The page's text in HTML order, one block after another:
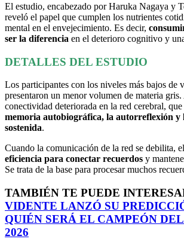
El estudio, encabezado por Haruka Nagaya y
reveló el papel que cumplen los nutrientes
mental en el envejecimiento. Es decir,
ser la diferencia en el deterioro cognitivo y
DETALLES DEL ESTUDIO
Los participantes con los niveles más bajos de
presentaron un menor volumen de materia gris.
conectividad deteriorada en la red cerebral, que
memoria autobiográfica, la autorreflexión y
sostenida.
Cuando la comunicación de la red se debilita,
eficiencia para conectar recuerdos y
Se trata de la base para procesar muchos
TAMBIÉN TE PUEDE
VIDENTE LANZÓ SU
QUIÉN SERÁ EL CAMPEÓN
2026